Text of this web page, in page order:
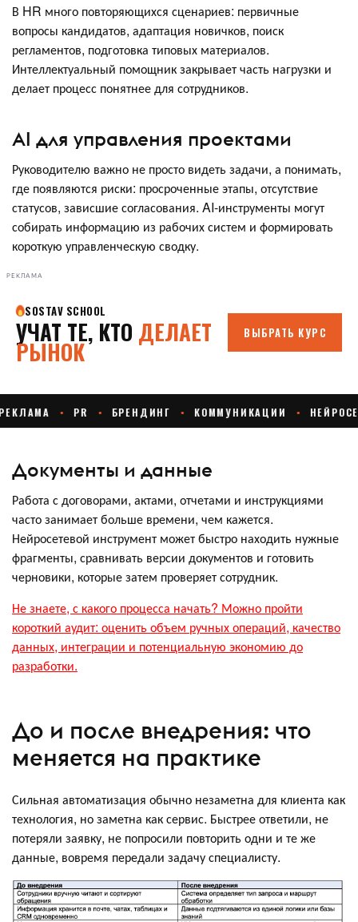
В HR много повторяющихся сценариев: первичные
вопросы кандидатов, адаптация новичков, поиск
регламентов, подготовка типовых материалов.
Интеллектуальный помощник закрывает часть нагрузки и
делает процесс понятнее для сотрудников.
AI для управления проектами
Руководителю важно не просто видеть задачи, а понимать,
где появляются риски: просроченные этапы, отсутствие
статусов, зависшие согласования. AI-инструменты могут
собирать информацию из рабочих систем и формировать
короткую управленческую сводку.
РЕКЛАМА
Документы и данные
Работа с договорами, актами, отчетами и инструкциями
часто занимает больше времени, чем кажется.
Нейросетевой инструмент может быстро находить нужные
фрагменты, сравнивать версии документов и готовить
черновики, которые затем проверяет сотрудник.
Не знаете, с какого процесса начать? Можно пройти
короткий аудит: оценить объем ручных операций, качество
данных, интеграции и потенциальную экономию до
разработки.
До и после внедрения: что
меняется на практике
Сильная автоматизация обычно незаметна для клиента как
технология, но заметна как сервис. Быстрее ответили, не
потеряли заявку, не попросили повторить одни и те же
данные, вовремя передали задачу специалисту.